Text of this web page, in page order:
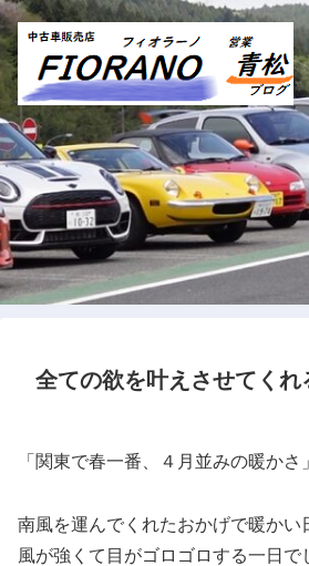
全ての欲を叶えさせてくれ
「関東で春一番、４月並みの暖かさ」
南風を運んでくれたおかげで暖かい
風が強くて目がゴロゴロする一日で